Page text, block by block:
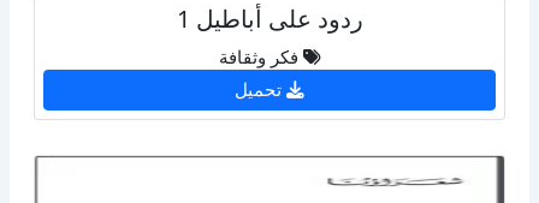
ردود على أباطيل 1
فكر وثقافة
تحميل